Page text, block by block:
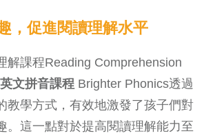
，促進閱讀理解水平
解課程Reading Comprehension
英文拼音課程 Brighter Phonics透過
教學方式，有效地激發了孩子們對
。這一點對於提高閱讀理解能力至